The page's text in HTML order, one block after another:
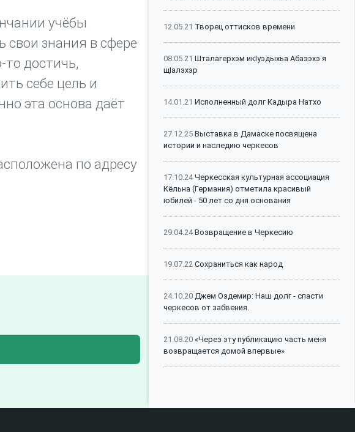
учёбы
свои знания в сфере
достичь,
себе цель и
эта основа даёт
по адресу
12.05.21 Творец оттисков времени
08.05.21 Шталагерхэм икIуэдыхьа Абазэхэ я
щIалэхэр
14.01.21 Исполненный долг Кадыра Натхо
27.12.25 Выставка в Дамаске посвящена
истории и наследию черкесов
17.10.24Черкесская культурная ассоциация
Кёльна (Германия) отметила красивый
юбилей - 50 лет со дня основания
29.04.24Возвращение в Черкесию
19.07.22 Сохраниться как народ
24.10.20 Джем Оздемир: Наш долг - спасти
черкесов от забвения.
21.08.20 «Через эту публикацию часть меня
возвращается домой впервые»